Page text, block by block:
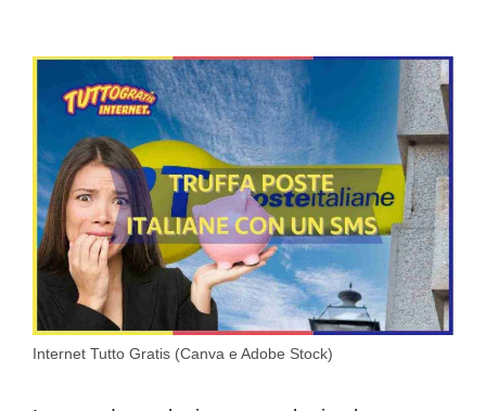
Internet Tutto Gratis (Canva e Adobe Stock)